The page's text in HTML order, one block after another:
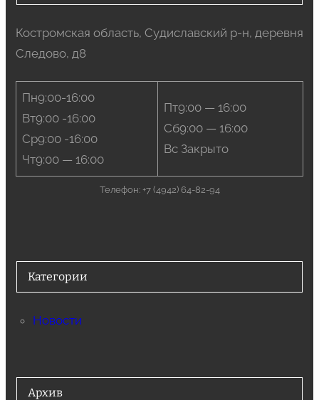
Костромская область, Судиславский р-н, деревня
Следово, д8
Пн9:00-16:00
Вт9:00 -16:00
Ср9:00 -16:00
Чт9:00 — 16:00
Пт9:00 — 16:00
Сб9:00 — 16:00
Вс Закрыто
Телефон: +7 (4942) 64-82-94
Категории
Новости
Архив